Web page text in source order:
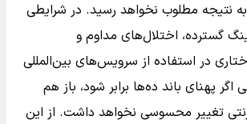
نتیجه مطلوب نخواهد رسید. در شرایطی
گسترده، اختلال‌های مداوم و
در استفاده از سرویس‌های بین‌المللی
پهنای باند ده‌ها برابر شود، باز هم
تغییر محسوسی نخواهد داشت. از این